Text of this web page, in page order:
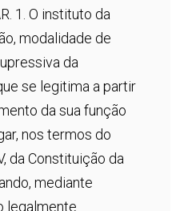
1. O instituto da
modalidade de
da
se legitima a partir
da sua função
nos termos do
da Constituição da
mediante
legalmente